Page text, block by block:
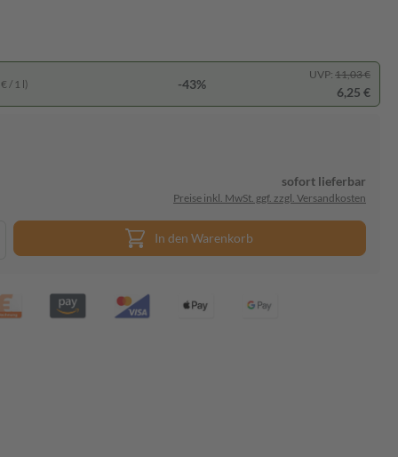
/ 1 l) -43%
UVP: 11,03 €
6,25 €
sofort lieferbar
Preise inkl. MwSt. ggf. zzgl. Versandkosten
In den Warenkorb